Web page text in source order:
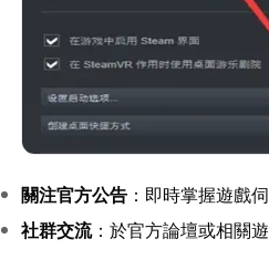
關注官方公告 ：即時掌握遊戲
社群交流：於官方論壇或相關